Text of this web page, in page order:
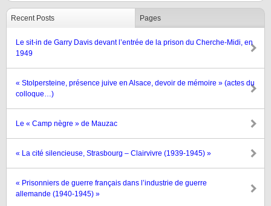
Recent Posts Pages
Le sit-in de Garry Davis devant l’entrée de la prison du Cherche-Midi, en
1949
« Stolpersteine, présence juive en Alsace, devoir de mémoire » (actes du
colloque…)
Le « Camp nègre » de Mauzac
« La cité silencieuse, Strasbourg – Clairvivre (1939-1945) »
« Prisonniers de guerre français dans l’industrie de guerre
allemande (1940-1945) »